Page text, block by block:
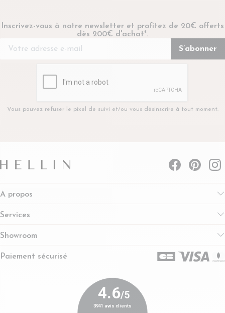
Inscrivez-vous à notre newsletter et profitez de 20€ offerts
dès 200€ d'achat*.
Vous pouvez refuser le pixel de suivi et/ou vous désinscrire à tout moment.
A propos
Services
Showroom
Paiement sécurisé